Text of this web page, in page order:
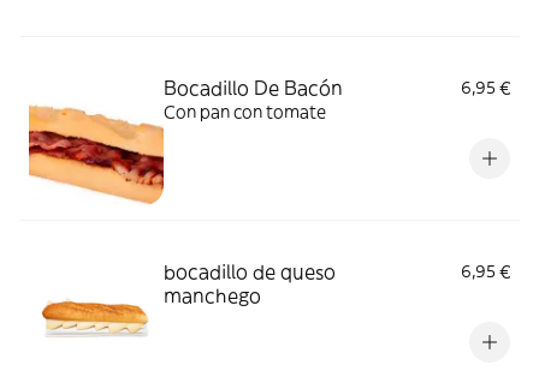
Bocadillo De Bacón
6,95 €
Con pan con tomate
bocadillo de queso
manchego
6,95 €